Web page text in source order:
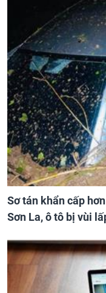
Sơ tán khẩn cấp
Sơn La, ô tô bị vùi